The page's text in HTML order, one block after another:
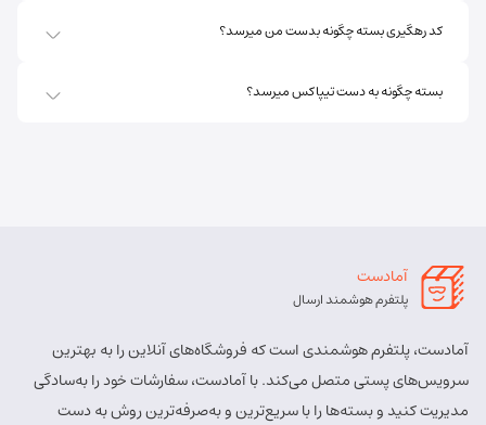
کد رهگیری بسته چگونه بدست من میرسد؟
بسته چگونه به دست تیپاکس میرسد؟
آمادست
پلتفرم هوشمند ارسال
آمادست، پلتفرم هوشمندی است که فروشگاه‌های آنلاین را به بهترین
سرویس‌های پستی متصل می‌کند. با آمادست، سفارشات خود را به‌سادگی
مدیریت کنید و بسته‌ها را با سریع‌ترین و به‌صرفه‌ترین روش به دست